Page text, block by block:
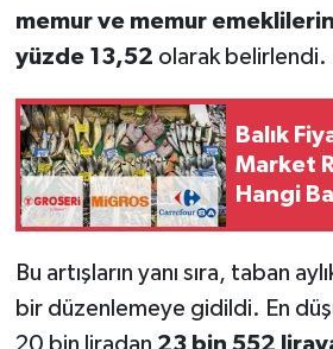
memur ve memur
yüzde 13,52 olarak belirlendi.
Balık
Market
Hangi
Bu artışların yanı sıra, taban
bir düzenlemeye gidildi. En